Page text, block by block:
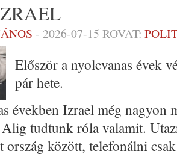
- 2026-07-15 ROVAT:
Először a nyolcvanas évek
pár hete.
években Izrael még nagyon
tudtunk róla valamit.
ország között, telefonálni